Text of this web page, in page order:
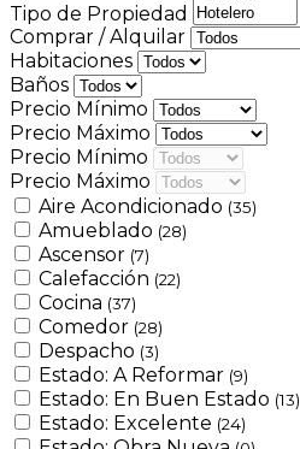
Tipo de Propiedad
Comprar / Alquilar
Habitaciones
Baños
Precio Mínimo
Precio Máximo
Precio Mínimo
Precio Máximo
Aire Acondicionado (35)
Amueblado (28)
Ascensor (7)
Calefacción (22)
Cocina (37)
Comedor (28)
Despacho (3)
Estado: A Reformar (9)
Estado: En Buen Estado (13)
Estado: Excelente (24)